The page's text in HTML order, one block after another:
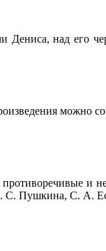
над его
можно
и
С. Пушкина, С. А.